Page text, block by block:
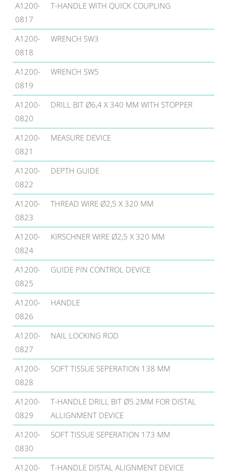
A1200-
0817
T-HANDLE WITH QUICK COUPLING
A1200-
0818
WRENCH SW3
A1200-
0819
WRENCH SW5
A1200-
0820
DRILL BIT Ø6,4 X 340 MM WITH STOPPER
A1200-
0821
MEASURE DEVICE
A1200-
0822
DEPTH GUIDE
A1200-
0823
THREAD WIRE Ø2,5 X 320 MM
A1200-
0824
KIRSCHNER WIRE Ø2,5 X 320 MM
A1200-
0825
GUIDE PIN CONTROL DEVICE
A1200-
0826
HANDLE
A1200-
0827
NAIL LOCKING ROD
A1200-
0828
SOFT TISSUE SEPERATION 138 MM
A1200-
0829
T-HANDLE DRILL BIT Ø5.2MM FOR DISTAL
ALLIGNMENT DEVICE
A1200-
0830
SOFT TISSUE SEPERATION 173 MM
A1200-
T-HANDLE DISTAL ALIGNMENT DEVICE